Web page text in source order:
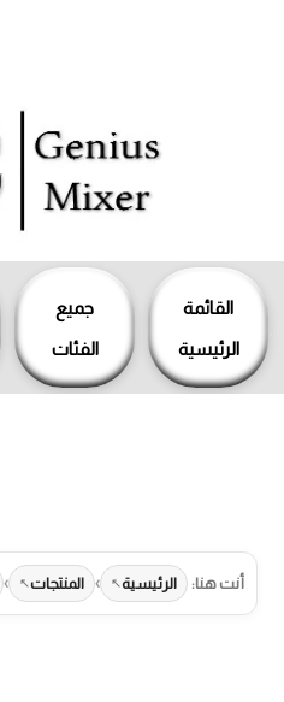
القائمة
الرئيسية
جميع
الفئات
تخطي
أنت هنا: الرئيسية › المنتجات ›